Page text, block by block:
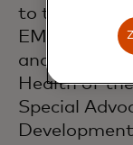
to the
EMPOWER
and the
Health of
Special